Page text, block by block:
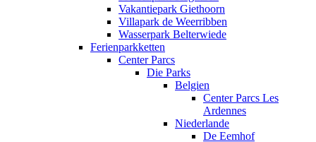
Vakantiepark Giethoorn
Villapark de Weerribben
Wasserpark Belterwiede
Ferienparkketten
Center Parcs
Die Parks
Belgien
Center Parcs Les
Ardennes
Niederlande
De Eemhof